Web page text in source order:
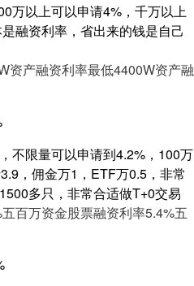
万以上可以申请4%，千万以上
融资利率，省出来的钱是自己
资产融资利率最低4400W资产融
不限量可以申请到4.2%，100万
，佣金万1，ETF万0.5，非常
多只，非常合适做T+0交易
五百万资金股票融资利率5.4%五